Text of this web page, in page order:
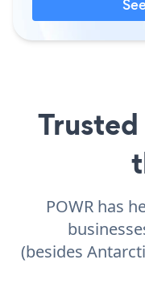
POWR has
(besides